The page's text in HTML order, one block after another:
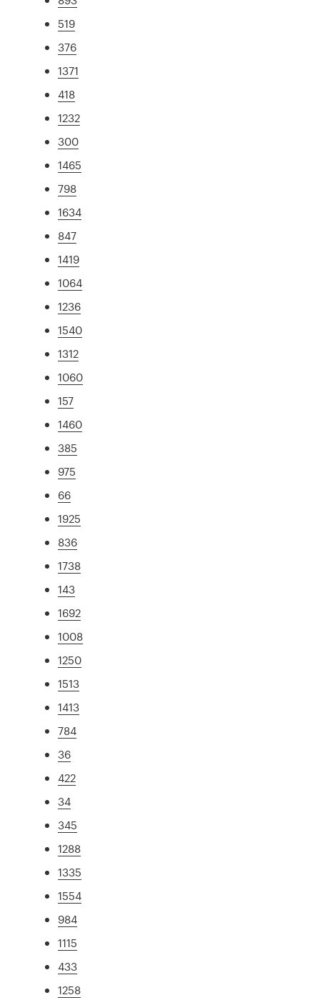
519
376
1371
418
1232
300
1465
798
1634
847
1419
1064
1236
1540
1312
1060
157
1460
385
975
66
1925
836
1738
143
1692
1008
1250
1513
1413
784
36
422
34
345
1288
1335
1554
984
1115
433
1258